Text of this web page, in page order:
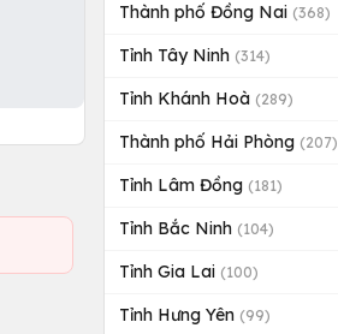
Thành phố Đồng Nai (368)
Tỉnh Tây Ninh (314)
Tỉnh Khánh Hoà (289)
Thành phố Hải Phòng (207)
Tỉnh Lâm Đồng (181)
Tỉnh Bắc Ninh (104)
Tỉnh Gia Lai (100)
Tỉnh Hưng Yên (99)